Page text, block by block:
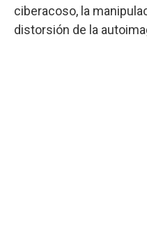
ciberacoso, la
distorsión de la